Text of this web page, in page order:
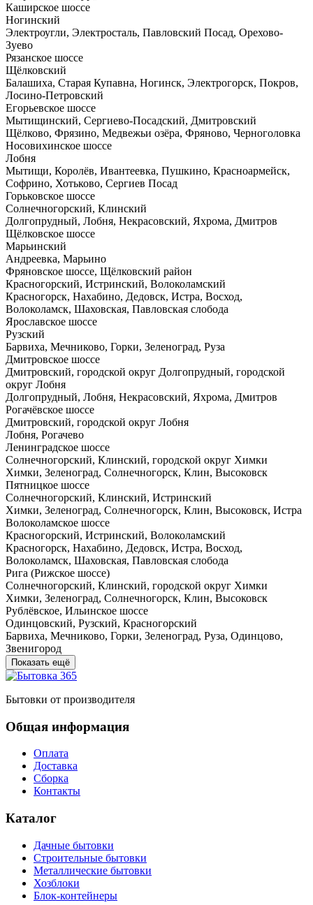
Каширское шоссе
Ногинский
Электроугли, Электросталь, Павловский Посад, Орехово-
Зуево
Рязанское шоссе
Щёлковский
Балашиха, Старая Купавна, Ногинск, Электрогорск, Покров,
Лосино-Петровский
Егорьевское шоссе
Мытищинский, Сергиево-Посадский, Дмитровский
Щёлково, Фрязино, Медвежьи озёра, Фряново, Черноголовка
Носовихинское шоссе
Лобня
Мытищи, Королёв, Ивантеевка, Пушкино, Красноармейск,
Софрино, Хотьково, Сергиев Посад
Горьковское шоссе
Солнечногорский, Клинский
Долгопрудный, Лобня, Некрасовский, Яхрома, Дмитров
Щёлковское шоссе
Марьинский
Андреевка, Марьино
Фряновское шоссе, Щёлковский район
Красногорский, Истринский, Волоколамский
Красногорск, Нахабино, Дедовск, Истра, Восход,
Волоколамск, Шаховская, Павловская слобода
Ярославское шоссе
Рузский
Барвиха, Мечниково, Горки, Зеленоград, Руза
Дмитровское шоссе
Дмитровский, городской округ Долгопрудный, городской
округ Лобня
Долгопрудный, Лобня, Некрасовский, Яхрома, Дмитров
Рогачёвское шоссе
Дмитровский, городской округ Лобня
Лобня, Рогачево
Ленинградское шоссе
Солнечногорский, Клинский, городской округ Химки
Химки, Зеленоград, Солнечногорск, Клин, Высоковск
Пятницкое шоссе
Солнечногорский, Клинский, Истринский
Химки, Зеленоград, Солнечногорск, Клин, Высоковск, Истра
Волоколамское шоссе
Красногорский, Истринский, Волоколамский
Красногорск, Нахабино, Дедовск, Истра, Восход,
Волоколамск, Шаховская, Павловская слобода
Рига (Рижское шоссе)
Солнечногорский, Клинский, городской округ Химки
Химки, Зеленоград, Солнечногорск, Клин, Высоковск
Рублёвское, Ильинское шоссе
Одинцовский, Рузский, Красногорский
Барвиха, Мечниково, Горки, Зеленоград, Руза, Одинцово,
Звенигород
Показать ещё
Бытовки от производителя
Общая информация
Оплата
Доставка
Сборка
Контакты
Каталог
Дачные бытовки
Строительные бытовки
Металлические бытовки
Хозблоки
Блок-контейнеры